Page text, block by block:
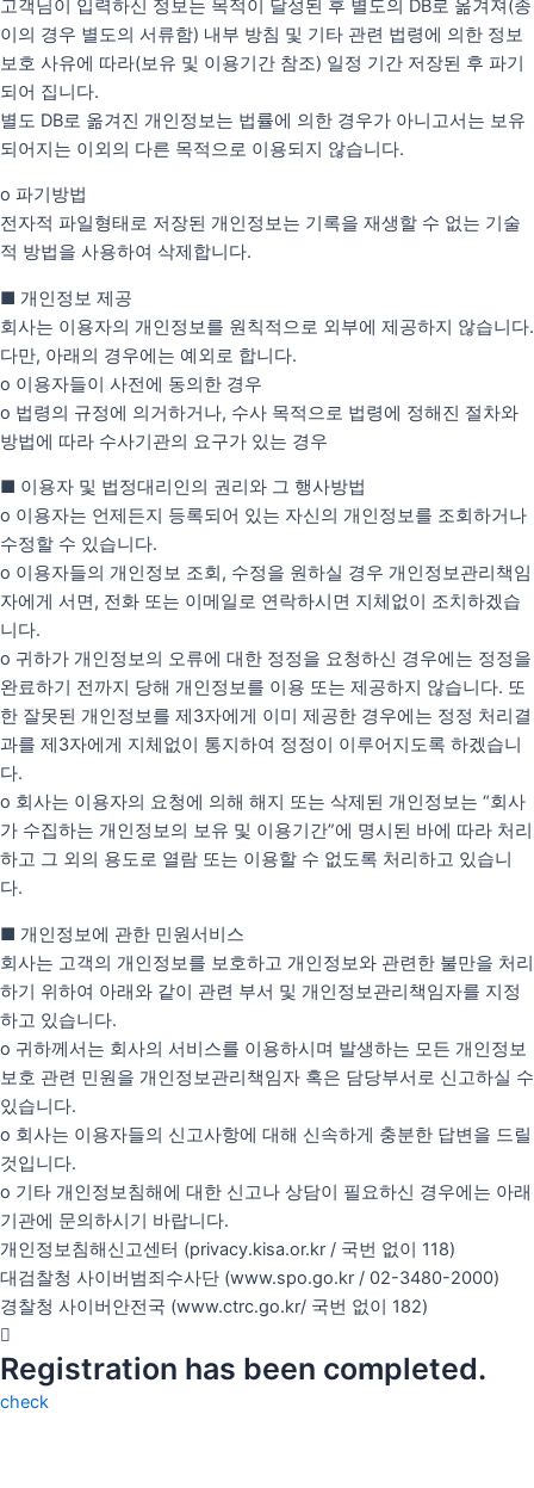
고객님이 입력하신 정보는 목적이 달성된 후 별도의 DB로 옮겨져(종
이의 경우 별도의 서류함) 내부 방침 및 기타 관련 법령에 의한 정보
보호 사유에 따라(보유 및 이용기간 참조) 일정 기간 저장된 후 파기
되어 집니다.
별도 DB로 옮겨진 개인정보는 법률에 의한 경우가 아니고서는 보유
되어지는 이외의 다른 목적으로 이용되지 않습니다.
o 파기방법
전자적 파일형태로 저장된 개인정보는 기록을 재생할 수 없는 기술
적 방법을 사용하여 삭제합니다.
■ 개인정보 제공
회사는 이용자의 개인정보를 원칙적으로 외부에 제공하지 않습니다.
다만, 아래의 경우에는 예외로 합니다.
o 이용자들이 사전에 동의한 경우
o 법령의 규정에 의거하거나, 수사 목적으로 법령에 정해진 절차와
방법에 따라 수사기관의 요구가 있는 경우
■ 이용자 및 법정대리인의 권리와 그 행사방법
o 이용자는 언제든지 등록되어 있는 자신의 개인정보를 조회하거나
수정할 수 있습니다.
o 이용자들의 개인정보 조회, 수정을 원하실 경우 개인정보관리책임
자에게 서면, 전화 또는 이메일로 연락하시면 지체없이 조치하겠습
니다.
o 귀하가 개인정보의 오류에 대한 정정을 요청하신 경우에는 정정을
완료하기 전까지 당해 개인정보를 이용 또는 제공하지 않습니다. 또
한 잘못된 개인정보를 제3자에게 이미 제공한 경우에는 정정 처리결
과를 제3자에게 지체없이 통지하여 정정이 이루어지도록 하겠습니
다.
o 회사는 이용자의 요청에 의해 해지 또는 삭제된 개인정보는 “회사
가 수집하는 개인정보의 보유 및 이용기간”에 명시된 바에 따라 처리
하고 그 외의 용도로 열람 또는 이용할 수 없도록 처리하고 있습니
다.
■ 개인정보에 관한 민원서비스
회사는 고객의 개인정보를 보호하고 개인정보와 관련한 불만을 처리
하기 위하여 아래와 같이 관련 부서 및 개인정보관리책임자를 지정
하고 있습니다.
o 귀하께서는 회사의 서비스를 이용하시며 발생하는 모든 개인정보
보호 관련 민원을 개인정보관리책임자 혹은 담당부서로 신고하실 수
있습니다.
o 회사는 이용자들의 신고사항에 대해 신속하게 충분한 답변을 드릴
것입니다.
o 기타 개인정보침해에 대한 신고나 상담이 필요하신 경우에는 아래
기관에 문의하시기 바랍니다.
개인정보침해신고센터 (privacy.kisa.or.kr / 국번 없이 118)
대검찰청 사이버범죄수사단 (www.spo.go.kr / 02-3480-2000)
경찰청 사이버안전국 (www.ctrc.go.kr/ 국번 없이 182)
Registration has been completed.
check